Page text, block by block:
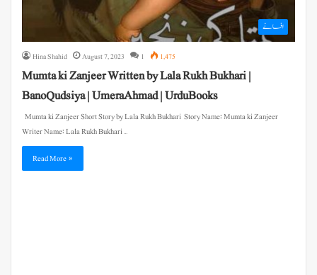
افسانے
Hina Shahid August 7, 2023 1 1,475
Mumta ki Zanjeer Written by Lala Rukh Bukhari |
BanoQudsiya | UmeraAhmad | UrduBooks
Mumta ki Zanjeer Short Story by Lala Rukh Bukhari Story Name: Mumta ki Zanjeer
Writer Name: Lala Rukh Bukhari …
Read More »